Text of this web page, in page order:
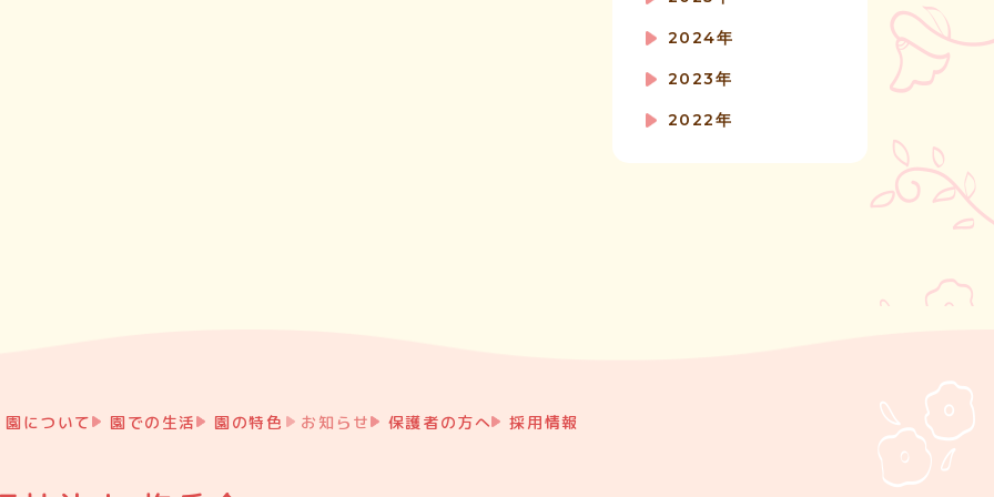
2024年
2023年
2022年
園について 園での生活 園の特色 お知らせ 保護者の方へ 採用情報